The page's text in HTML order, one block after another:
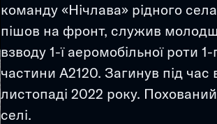
команду «Нічлава» рідного
пішов на фронт, служив
взводу 1-ї аеромобільної роти
частини А2120. Загинув під
листопаді 2022 року.
селі.